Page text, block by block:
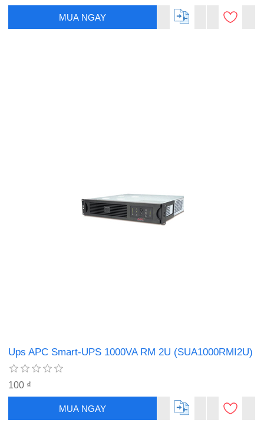
MUA NGAY
Ups APC Smart-UPS 1000VA RM 2U (SUA1000RMI2U)
100 ₫
MUA NGAY